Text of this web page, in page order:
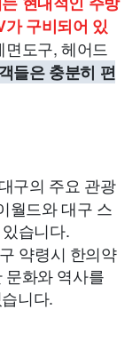
구비되어 있
도구, 헤어드
들은 충분히 편
구의 주요 관광
월드와 대구 스
습니다.
약령시 한의약
문화와 역사를
니다.